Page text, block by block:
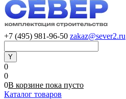
+7 (495) 981-96-50 zakaz@sever2.ru
0
0
0В корзине пока пусто
Каталог товаров